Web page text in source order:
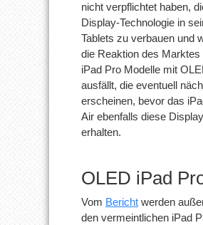
nicht verpflichtet haben,
Display-Technologie in
Tablets zu verbauen und
die Reaktion des Marktes
iPad Pro Modelle mit
ausfällt, die eventuell
erscheinen, bevor das
Air ebenfalls diese
erhalten.
OLED iPad
Vom Bericht werden
den vermeintlichen iPad